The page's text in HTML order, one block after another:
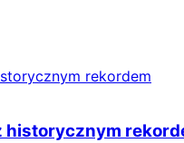
historycznym